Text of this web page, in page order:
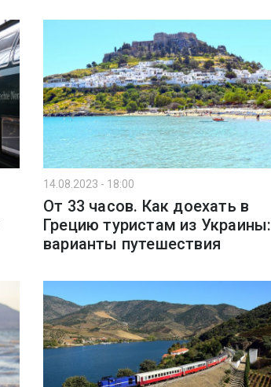
14.08.2023 - 18:00
От 33 часов. Как доехать в
Грецию туристам из Украины:
варианты путешествия